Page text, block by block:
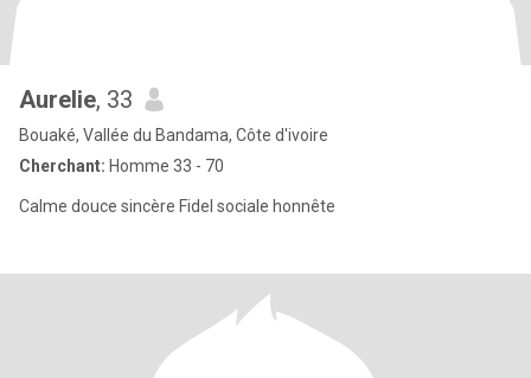
Aurelie, 33
Bouaké, Vallée du Bandama, Côte d'ivoire
Cherchant: Homme 33 - 70
Calme douce sincère Fidel sociale honnête